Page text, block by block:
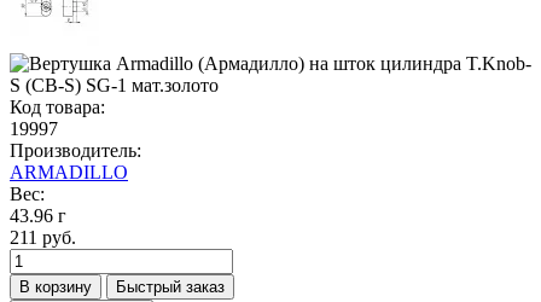
Код товара:
19997
Производитель:
ARMADILLO
Вес:
43.96 г
211 руб.
В корзину
Быстрый заказ